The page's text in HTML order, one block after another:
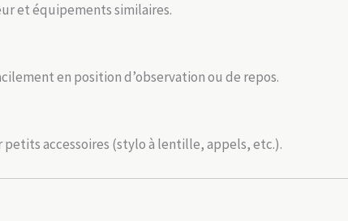
et équipements similaires.
en position d’observation ou de repos.
accessoires (stylo à lentille, appels, etc.).